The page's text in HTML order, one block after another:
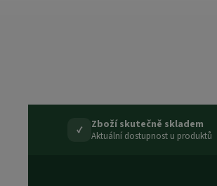
✓ Zboží skutečně skladem
Aktuální dostupnost u produktů